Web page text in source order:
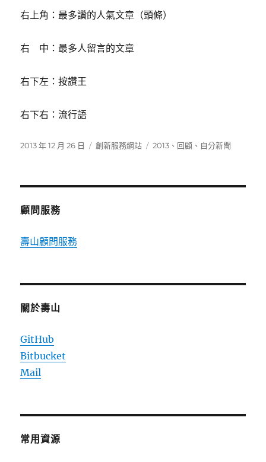
右上角：最多讚的人氣文章（頭條）
右 中：最多人留言的文章
右下左：按讚王
右下右：流行語
發
2013 年 12 月 26 日
分
創新服務網站
標
2013 、 回顧 、 自分新聞
顧問服務
壽山顧問服務
關於壽山
GitHub
Bitbucket
Mail
常用資源